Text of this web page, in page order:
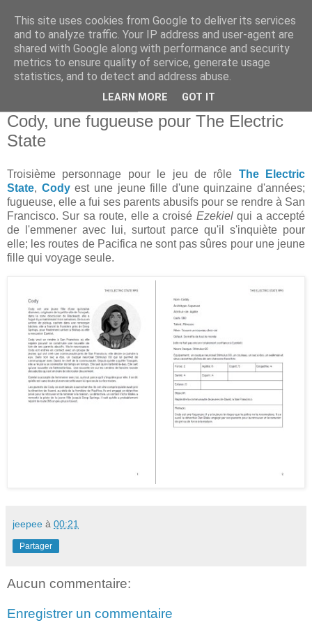
Cody, une fugueuse pour The Electric
State
Troisième personnage pour le jeu de rôle The Electric
State, Cody est une jeune fille d'une quinzaine d'années;
fugueuse, elle a fui ses parents abusifs pour se rendre à San
Francisco. Sur sa route, elle a croisé Ezekielqui a accepté
de l'emmener avec lui, surtout parce qu'il s'inquiète pour
elle; les routes de Pacifica ne sont pas sûres pour une jeune
fille qui voyage seule.
jeepee à 00:21
Partager
Aucun commentaire:
Enregistrer un commentaire
This site uses cookies from Google to deliver its services
and to analyze traffic. Your IP address and user-agent are
shared with Google along with performance and security
metrics to ensure quality of service, generate usage
statistics, and to detect and address abuse.
LEARN MORE GOT IT